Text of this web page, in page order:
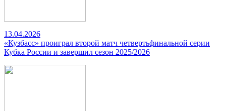
13.04.2026
«Кузбасс» проиграл второй матч четвертьфинальной серии
Кубка России и завершил сезон 2025/2026